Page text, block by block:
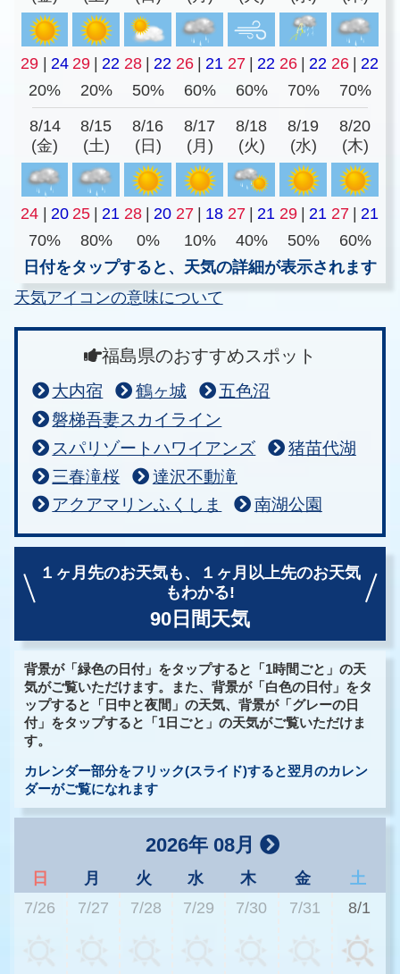
29 | 24 29 | 22 28 | 22 26 | 21 27 | 22 26 | 22 26 | 22
20%
20% 50% 60% 60% 70% 70%
8/14
(金)
8/15
(土)
8/16
(日)
8/17
(月)
8/18
(火)
8/19
(水)
8/20
(木)
24 | 20 25 | 21 28 | 20 27 | 18 27 | 21 29 | 21 27 | 21
70%
80% 0% 10% 40% 50%
60%
日付をタップすると、天気の詳細が表示されます
天気アイコンの意味について
福島県のおすすめスポット
大内宿 鶴ヶ城
五色沼
磐梯吾妻スカイライン
スパリゾートハワイアンズ
猪苗代湖
三春滝桜
達沢不動滝
アクアマリンふくしま
南湖公園
１ヶ月先のお天気も、
１ヶ月以上先のお天気
もわかる!
90日間天気
背景が「緑色の日付」をタップすると「1時間ごと」の天
気がご覧いただけます。また、背景が「白色の日付」をタ
ップすると「日中と夜間」の天気、背景が「グレーの日
付」をタップすると「1日ごと」の天気がご覧いただけま
す。
カレンダー部分をフリック(スライド)すると翌月のカレン
ダーがご覧になれます
2026年 08月
日 月 火 水 木 金
土
7/26
7/27 7/28 7/29 7/30 7/31 8/1